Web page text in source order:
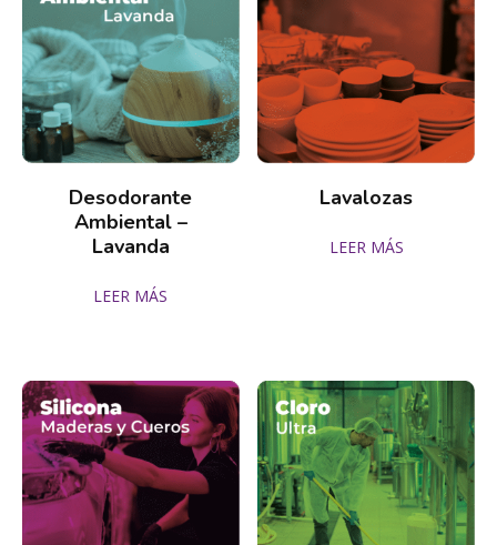
Desodorante
Ambiental –
Lavanda
LEER MÁS
Lavalozas
LEER MÁS